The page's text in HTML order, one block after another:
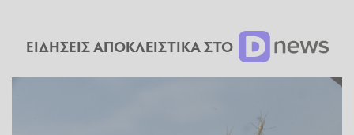
ΕΙΔΗΣΕΙΣ ΑΠΟΚΛΕΙΣΤΙΚΑ ΣΤΟ